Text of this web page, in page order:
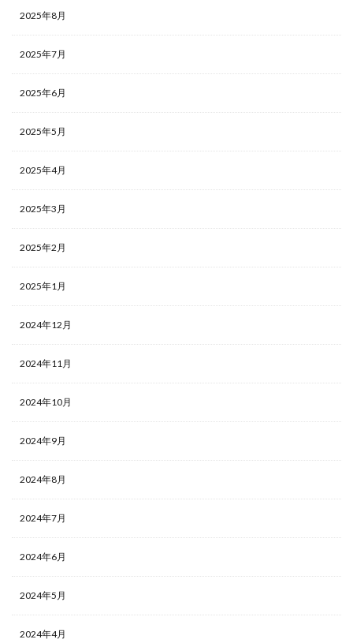
2025年8月
2025年7月
2025年6月
2025年5月
2025年4月
2025年3月
2025年2月
2025年1月
2024年12月
2024年11月
2024年10月
2024年9月
2024年8月
2024年7月
2024年6月
2024年5月
2024年4月